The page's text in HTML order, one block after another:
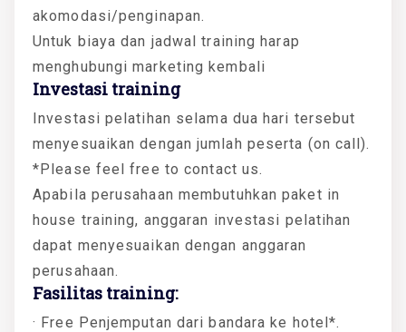
akomodasi/penginapan.
Untuk biaya dan jadwal training harap
menghubungi marketing kembali
Investasi training
Investasi pelatihan selama dua hari tersebut
menyesuaikan dengan jumlah peserta (on call).
*Please feel free to contact us.
Apabila perusahaan membutuhkan paket in
house training, anggaran investasi pelatihan
dapat menyesuaikan dengan anggaran
perusahaan.
Fasilitas training:
· Free Penjemputan dari bandara ke hotel*.